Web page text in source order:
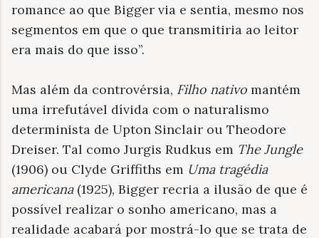
romance ao que Bigger via e sentia, mesmo nos
segmentos em que o que transmitiria ao leitor
era mais do que isso”.
Mas além da controvérsia, Filho nativo mantém
uma irrefutável dívida com o naturalismo
determinista de Upton Sinclair ou Theodore
Dreiser. Tal como Jurgis Rudkus em The Jungle
(1906) ou Clyde Griffiths em Uma tragédia
americana(1925), Bigger recria a ilusão de que é
possível realizar o sonho americano, mas a
realidade acabará por mostrá-lo que se trata de